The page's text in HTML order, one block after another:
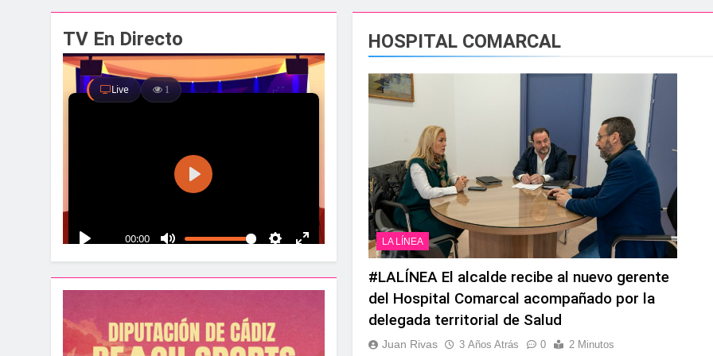
Santa Bárbara acoge el circuito nacional de vóley playa tres estrellas y el
1 Semana Atrás
La Línea albergará el Campeonato de Europa de Beach Sprint 2026 con más
Parques y Jardines lleva a cabo trabajos de mejora y mantenimiento en las
La Velada y Fiestas 2026 echa el cierre con éxito rotundo
La Mancomunidad y el Banco de Alimentos del Campo de Gibraltar renuevan
2 Semanas Atrás
Tráfico especial para despedir la feria. Ojo si vas a Santa Bárbara
2 Semanas Atrás
La feria se despide por todo lo alto: Antonio José, fuegos artificiales y música
TV En Directo HOSPITAL COMARCAL
LA LÍNEA
#LALÍNEA El alcalde recibe al nuevo gerente
del Hospital Comarcal acompañado por la
delegada territorial de Salud
Juan Rivas 3 Años Atrás 0 2 Minutos